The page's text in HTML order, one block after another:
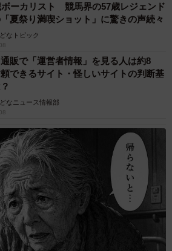
ボーカリスト 競馬界の57歳レジェンド
夏祭り満喫ショット」に驚きの声続々
なトピック
販で「運営者情報」を見る人は約8
できるサイト・怪しいサイトの判断基
なニュース情報部